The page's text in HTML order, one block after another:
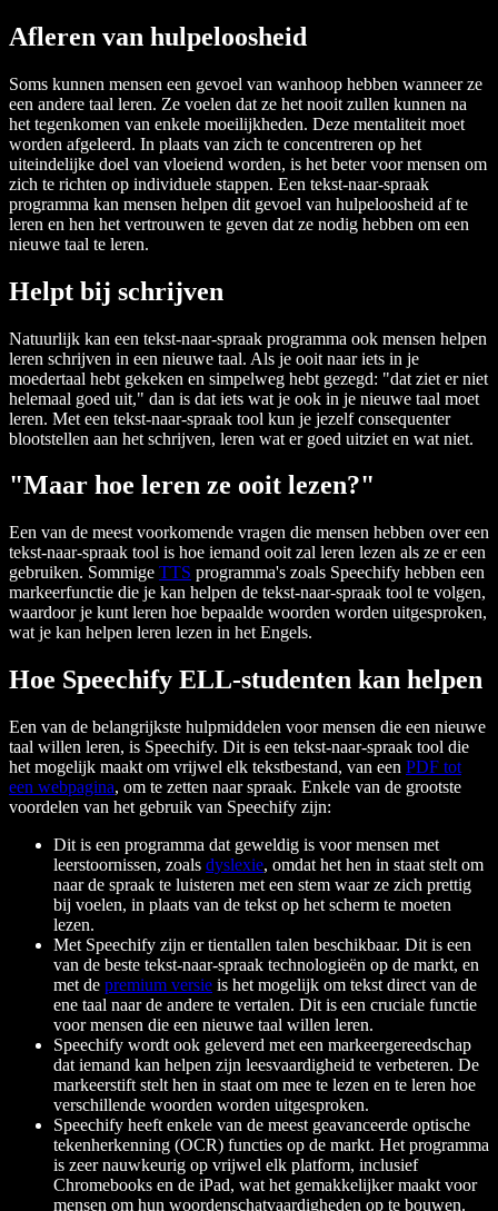
Afleren van hulpeloosheid
Soms kunnen mensen een gevoel van wanhoop hebben wanneer ze
een andere taal leren. Ze voelen dat ze het nooit zullen kunnen na
het tegenkomen van enkele moeilijkheden. Deze mentaliteit moet
worden afgeleerd. In plaats van zich te concentreren op het
uiteindelijke doel van vloeiend worden, is het beter voor mensen om
zich te richten op individuele stappen. Een tekst-naar-spraak
programma kan mensen helpen dit gevoel van hulpeloosheid af te
leren en hen het vertrouwen te geven dat ze nodig hebben om een
nieuwe taal te leren.
Helpt bij schrijven
Natuurlijk kan een tekst-naar-spraak programma ook mensen helpen
leren schrijven in een nieuwe taal. Als je ooit naar iets in je
moedertaal hebt gekeken en simpelweg hebt gezegd: "dat ziet er niet
helemaal goed uit," dan is dat iets wat je ook in je nieuwe taal moet
leren. Met een tekst-naar-spraak tool kun je jezelf consequenter
blootstellen aan het schrijven, leren wat er goed uitziet en wat niet.
"Maar hoe leren ze ooit lezen?"
Een van de meest voorkomende vragen die mensen hebben over een
tekst-naar-spraak tool is hoe iemand ooit zal leren lezen als ze er een
gebruiken. Sommige TTS programma's zoals Speechify hebben een
markeerfunctie die je kan helpen de tekst-naar-spraak tool te volgen,
waardoor je kunt leren hoe bepaalde woorden worden uitgesproken,
wat je kan helpen leren lezen in het Engels.
Hoe Speechify ELL-studenten kan helpen
Een van de belangrijkste hulpmiddelen voor mensen die een nieuwe
taal willen leren, is Speechify. Dit is een tekst-naar-spraak tool die
het mogelijk maakt om vrijwel elk tekstbestand, van een PDF tot
een webpagina, om te zetten naar spraak. Enkele van de grootste
voordelen van het gebruik van Speechify zijn:
Dit is een programma dat geweldig is voor mensen met
leerstoornissen, zoals dyslexie, omdat het hen in staat stelt om
naar de spraak te luisteren met een stem waar ze zich prettig
bij voelen, in plaats van de tekst op het scherm te moeten
lezen.
Met Speechify zijn er tientallen talen beschikbaar. Dit is een
van de beste tekst-naar-spraak technologieën op de markt, en
met de premium versie is het mogelijk om tekst direct van de
ene taal naar de andere te vertalen. Dit is een cruciale functie
voor mensen die een nieuwe taal willen leren.
Speechify wordt ook geleverd met een markeergereedschap
dat iemand kan helpen zijn leesvaardigheid te verbeteren. De
markeerstift stelt hen in staat om mee te lezen en te leren hoe
verschillende woorden worden uitgesproken.
Speechify heeft enkele van de meest geavanceerde optische
tekenherkenning (OCR) functies op de markt. Het programma
is zeer nauwkeurig op vrijwel elk platform, inclusief
Chromebooks en de iPad, wat het gemakkelijker maakt voor
mensen om hun woordenschatvaardigheden op te bouwen.